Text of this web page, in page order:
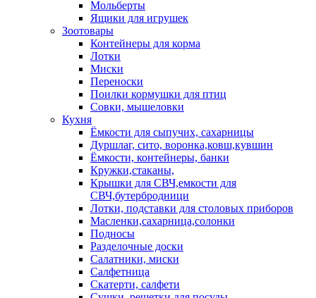
Мольберты
Ящики для игрушек
Зоотовары
Контейнеры для корма
Лотки
Миски
Переноски
Поилки кормушки для птиц
Совки, мышеловки
Кухня
Ёмкости для сыпучих, сахарницы
Дуршлаг, сито, воронка,ковш,кувшин
Ёмкости, контейнеры, банки
Кружки,стаканы,
Крышки для СВЧ,емкости для
СВЧ,бутербродници
Лотки, подставки для столовых приборов
Масленки,сахарница,солонки
Подносы
Разделочные доски
Салатники, миски
Салфетница
Скатерти, салфети